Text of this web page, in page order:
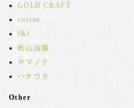
GOLD CRAFT
cosine
f&f
松山油脂
ヤマノテ
ハナウタ
Other